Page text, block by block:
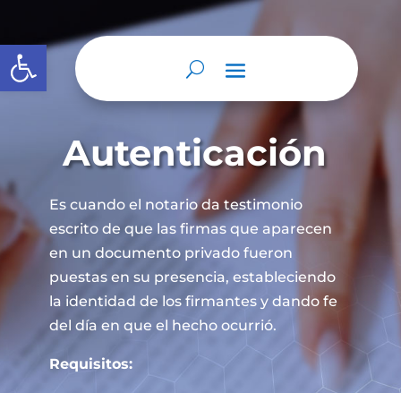
Abrir barra de herramientas
Autenticación
Es cuando el notario da testimonio
escrito de que las firmas que aparecen
en un documento privado fueron
puestas en su presencia, estableciendo
la identidad de los firmantes y dando fe
del día en que el hecho ocurrió.
Requisitos: